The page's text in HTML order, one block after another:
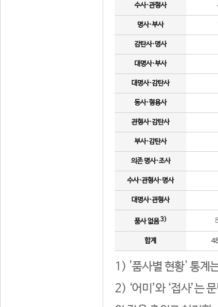
수사·관형사
명사·부사
감탄사·명사
대명사·부사
대명사·감탄사
동사·형용사
관형사·감탄사
부사·감탄사
의존 명사·조사
수사·관형사·명사
대명사·관형사
품사 없음3)
합계
1) '품사별 현황' 통계
2) ‘어미’와 ‘접사’는